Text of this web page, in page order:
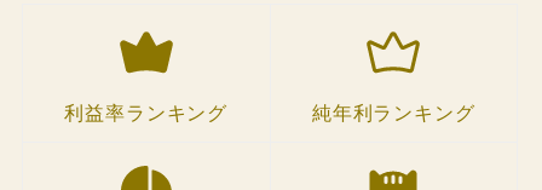
利益率ランキング 純年利ランキング